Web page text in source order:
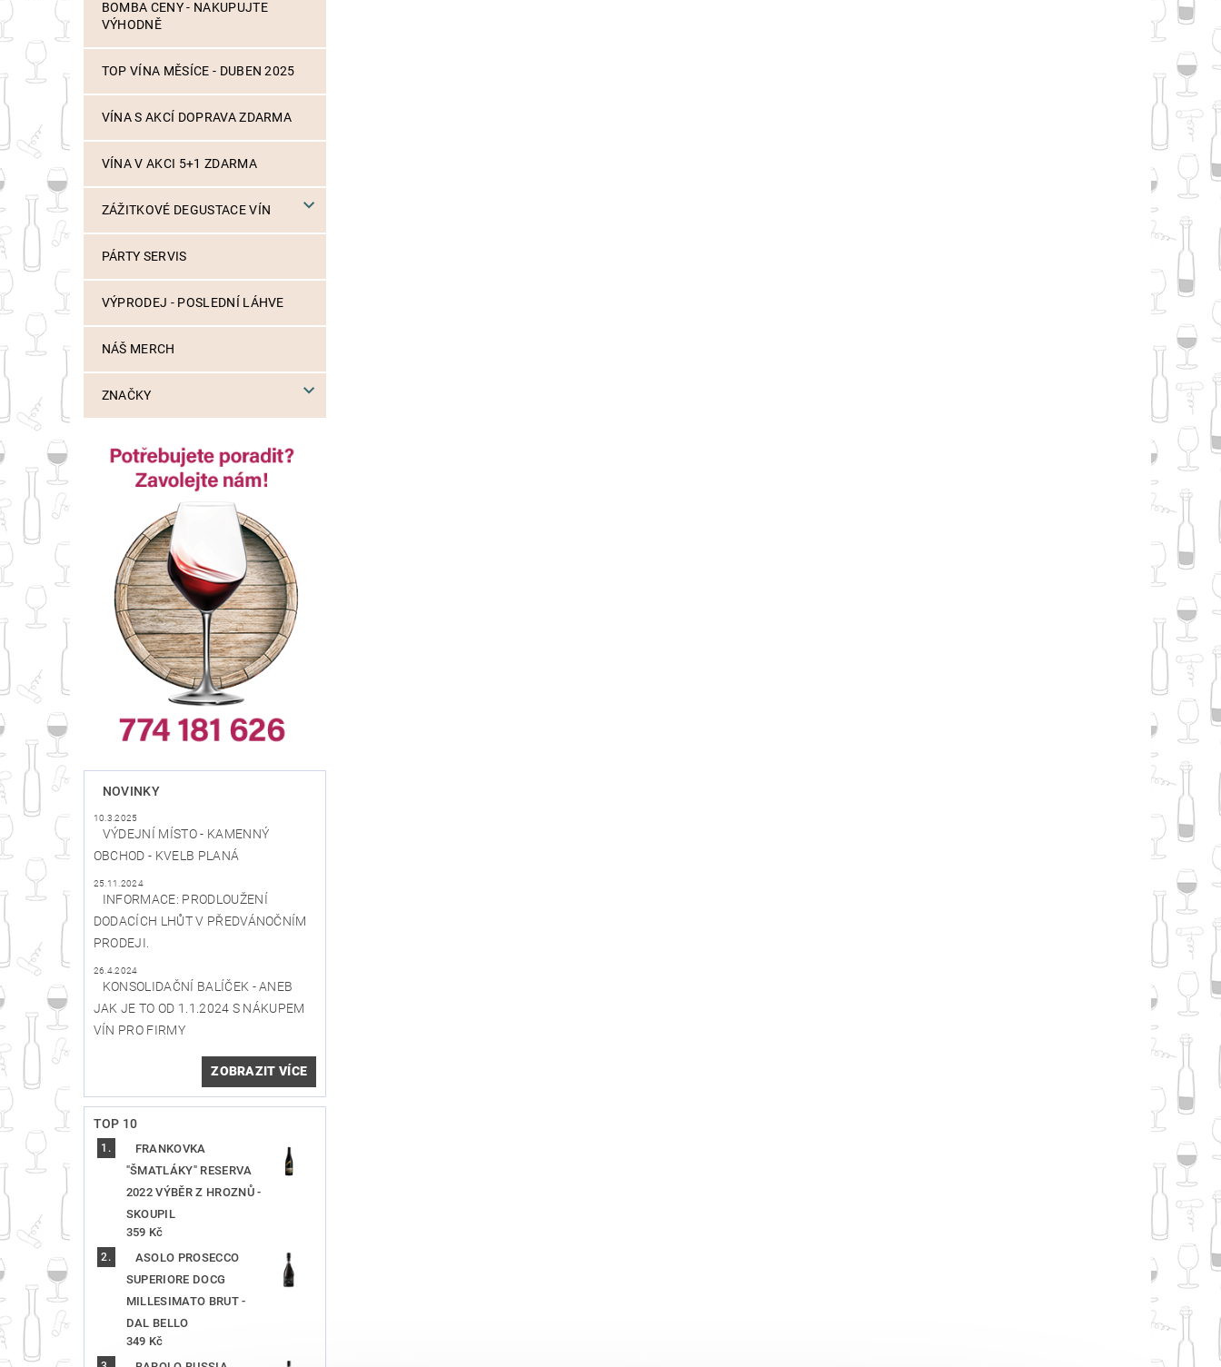
BOMBA CENY - NAKUPUJTE
VÝHODNĚ
TOP VÍNA MĚSÍCE - DUBEN 2025
VÍNA S AKCÍ DOPRAVA ZDARMA
VÍNA V AKCI 5+1 ZDARMA
ZÁŽITKOVÉ DEGUSTACE VÍN
PÁRTY SERVIS
VÝPRODEJ - POSLEDNÍ LÁHVE
NÁŠ MERCH
ZNAČKY
NOVINKY
10.3.2025
VÝDEJNÍ MÍSTO - KAMENNÝ
OBCHOD - KVELB PLANÁ
25.11.2024
INFORMACE: PRODLOUŽENÍ
DODACÍCH LHŮT V PŘEDVÁNOČNÍM
PRODEJI.
26.4.2024
KONSOLIDAČNÍ BALÍČEK - ANEB
JAK JE TO OD 1.1.2024 S NÁKUPEM
VÍN PRO FIRMY
ZOBRAZIT VÍCE
TOP 10
FRANKOVKA
"ŠMATLÁKY" RESERVA
2022 VÝBĚR Z HROZNŮ -
SKOUPIL
359 Kč
ASOLO PROSECCO
SUPERIORE DOCG
MILLESIMATO BRUT -
DAL BELLO
349 Kč